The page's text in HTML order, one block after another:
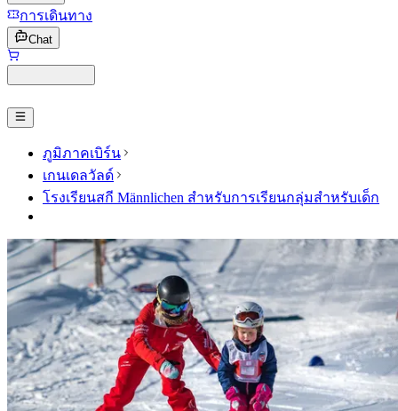
การเดินทาง
Chat
ภูมิภาคเบิร์น
เกนเดลวัลด์
โรงเรียนสกี Männlichen สำหรับการเรียนกลุ่มสำหรับเด็ก